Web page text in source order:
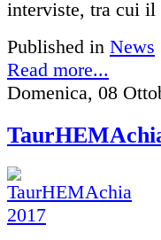
interviste, tra cui
Published in News
Read more...
Domenica, 08